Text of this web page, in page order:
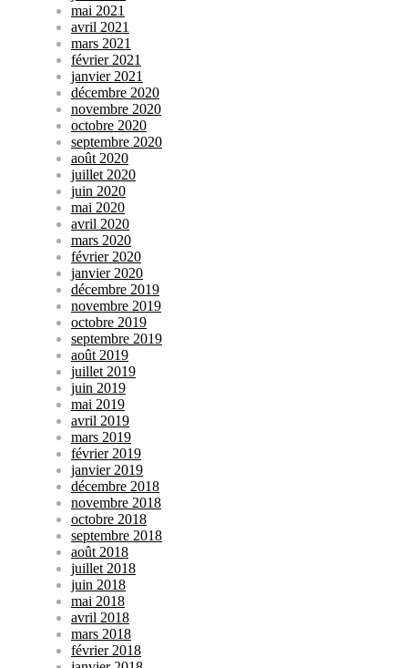
mai 2021
avril 2021
mars 2021
février 2021
janvier 2021
décembre 2020
novembre 2020
octobre 2020
septembre 2020
août 2020
juillet 2020
juin 2020
mai 2020
avril 2020
mars 2020
février 2020
janvier 2020
décembre 2019
novembre 2019
octobre 2019
septembre 2019
août 2019
juillet 2019
juin 2019
mai 2019
avril 2019
mars 2019
février 2019
janvier 2019
décembre 2018
novembre 2018
octobre 2018
septembre 2018
août 2018
juillet 2018
juin 2018
mai 2018
avril 2018
mars 2018
février 2018